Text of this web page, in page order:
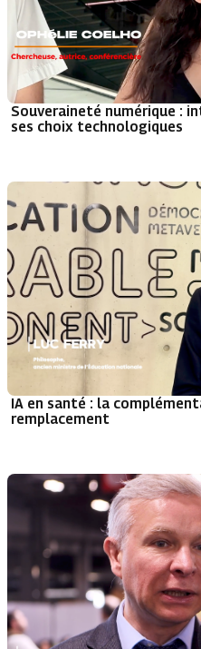
Souveraineté numérique :
ses choix technologiques
IA en santé : la
remplacement